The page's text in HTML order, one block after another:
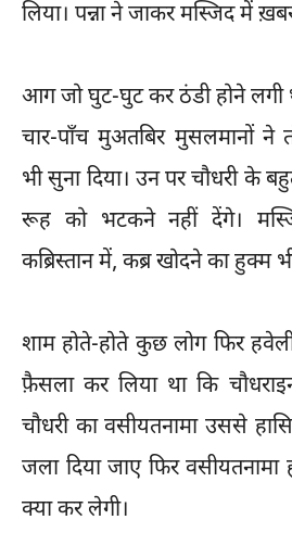
लिया। पन्ना ने जाकर मस्जिद में
आग जो घुट-घुट कर ठंडी होने लगी
चार-पाँच मुअतबिर मुसलमानों
भी सुना दिया। उन पर चौधरी के
रूह को भटकने नहीं देंगे।
कब्रिस्तान में, कब्र खोदने का हुक्म
शाम होते-होते कुछ लोग फिर
फ़ैसला कर लिया था कि
चौधरी का वसीयतनामा उससे
जला दिया जाए फिर वसीयतनामा
क्या कर लेगी।